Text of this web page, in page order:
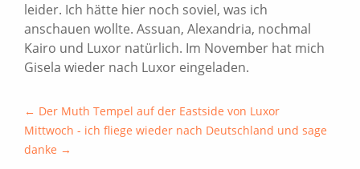
leider. Ich hätte hier noch soviel, was ich
anschauen wollte. Assuan, Alexandria, nochmal
Kairo und Luxor natürlich. Im November hat mich
Gisela wieder nach Luxor eingeladen.
← Der Muth Tempel auf der Eastside von Luxor
Mittwoch - ich fliege wieder nach Deutschland und sage
danke →